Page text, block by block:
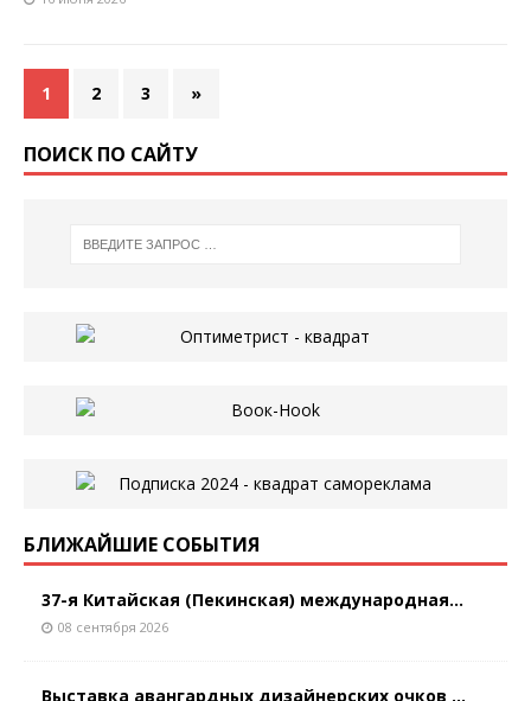
1 2 3 »
ПОИСК ПО САЙТУ
БЛИЖАЙШИЕ СОБЫТИЯ
37-я Китайская (Пекинская) международная...
08 сентября 2026
Выставка авангардных дизайнерских очков ...